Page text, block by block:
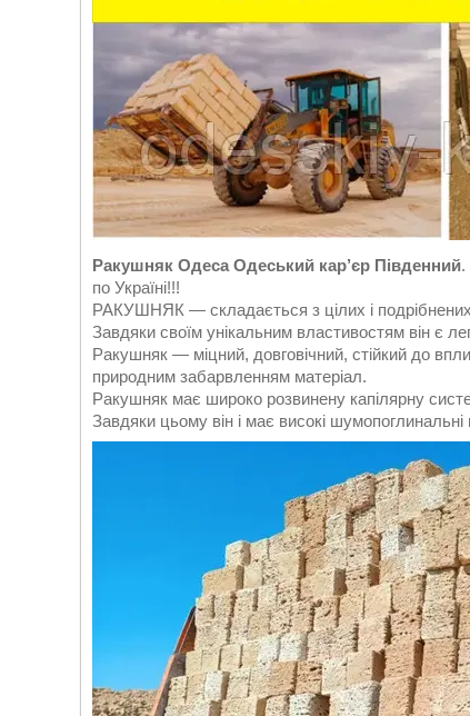
Ракушняк Одеса Одеський кар’єр Південний.
по Україні!!!
РАКУШНЯК — складається з цілих і подрібнених
Завдяки своїм унікальним властивостям він є
Ракушняк — міцний, довговічний, стійкий до
природним забарвленням матеріал.
Ракушняк має широко розвинену капілярну
Завдяки цьому він і має високі шумопоглинальні